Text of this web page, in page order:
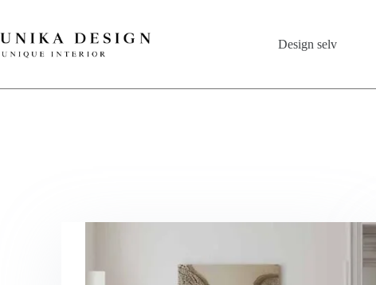
Design selv